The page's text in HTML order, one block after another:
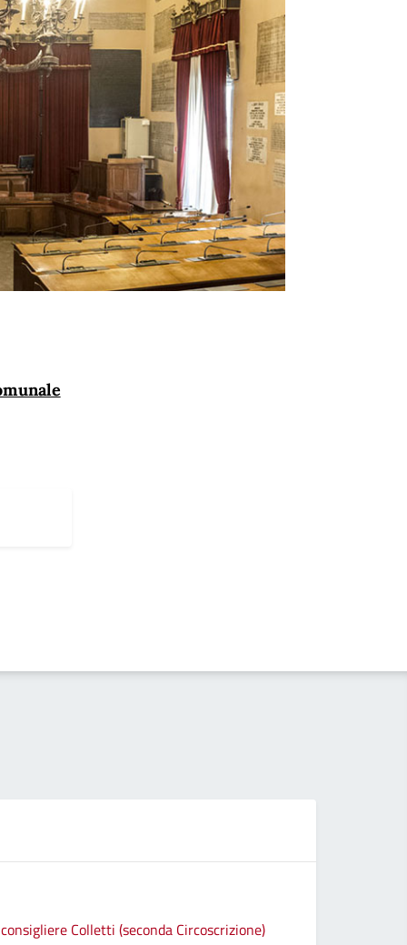
Colletti (seconda Circoscrizione)